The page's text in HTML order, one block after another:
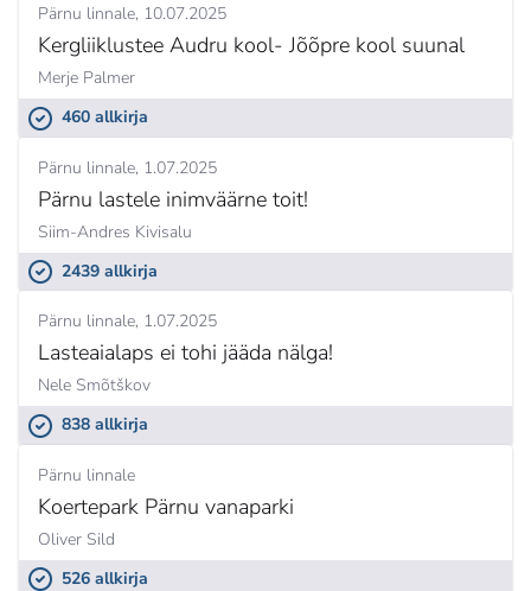
Pärnu linnale 10.07.2025
Kergliiklustee Audru kool- Jõõpre kool suunal
Merje Palmer
460 allkirja
Pärnu linnale 1.07.2025
Pärnu lastele inimväärne toit!
Siim-Andres Kivisalu
2439 allkirja
Pärnu linnale 1.07.2025
Lasteaialaps ei tohi jääda nälga!
Nele Smõtškov
838 allkirja
Pärnu linnale
Koertepark Pärnu vanaparki
Oliver Sild
526 allkirja